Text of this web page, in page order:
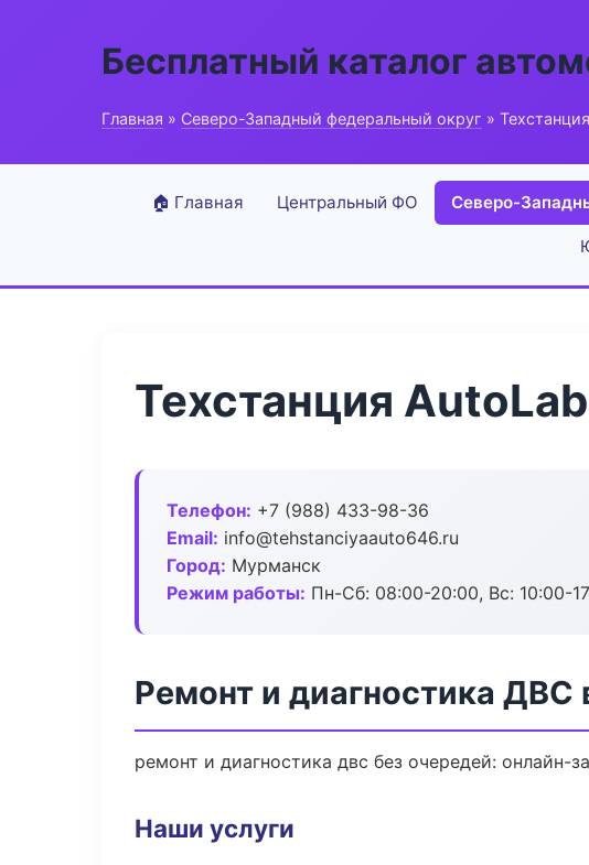
Бесплатный каталог
Главная » Северо-Западный федеральный округ »
🏠 Главная Центральный ФО Северо-
Техстанция
Телефон: +7 (988) 433-98-36
Email: info@tehstanciyaauto646.ru
Город: Мурманск
Режим работы: Пн-Сб: 08:00-20:00, Вс: 10:00-
Ремонт и диагностика
ремонт и диагностика двс без очередей: онлайн-
Наши услуги